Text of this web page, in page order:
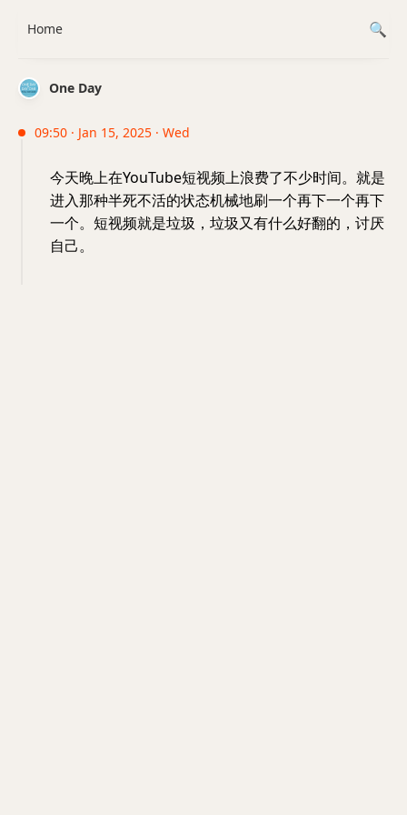
One Day
09:50 · Jan 15, 2025 · Wed
今天晚上在YouTube短视频上浪费了不少时间。就是
进入那种半死不活的状态机械地刷一个再下一个再下
一个。短视频就是垃圾，垃圾又有什么好翻的，讨厌
自己。
Home